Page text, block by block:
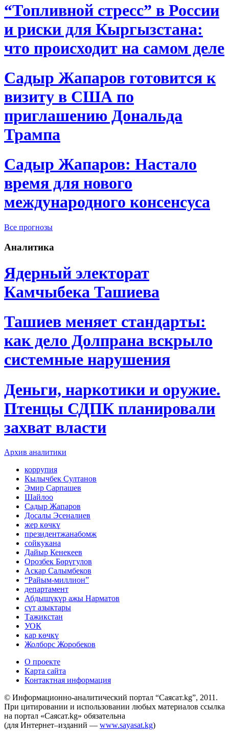
“Топливной стресс” в России
и риски для Кыргызстана:
что происходит на самом деле
Садыр Жапаров готовится к
визиту в США по
приглашению Дональда
Трампа
Садыр Жапаров: Настало
время для нового
международного консенсуса
Все прогнозы
Аналитика
Ядерный электорат
Камчыбека Ташиева
Ташиев меняет стандарты:
как дело Долпрана вскрыло
системные нарушения
Деньги, наркотики и оружие.
Птенцы СДПК планировали
захват власти
Архив аналитики
коррупия
Кылычбек Султанов
Эмир Сарпашев
Шайлоо
Садыр Жапаров
Досалы Эсеналиев
жер көчкү
президентжанабомж
сойкукана
Дайыр Кенекеев
Орозбек Бөрүгулов
Аскар Салымбеков
“Райым-миллион”
департамент
Абдышүкүр ажы Нарматов
сүт азыктары
Тажикстан
УОК
кар көчкү
Жолборс Жоробеков
О проекте
Карта сайта
Контактная информация
© Информационно-аналитический портал “Саясат.kg”, 2011.
При цитировании и использовании любых материалов ссылка
на портал «Саясат.kg» обязательна
(для Интернет–изданий — www.sayasat.kg)